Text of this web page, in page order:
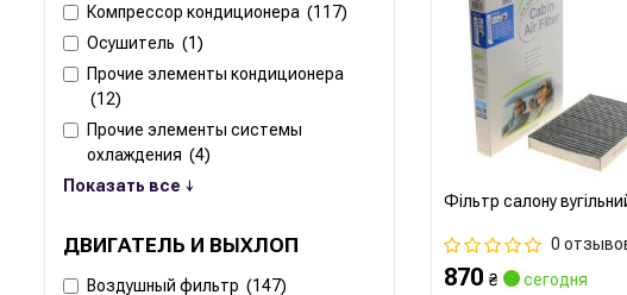
Компрессор кондиционера (117)
Осушитель (1)
Прочие элементы кондиционера
(12)
Прочие элементы системы
охлаждения (4)
Показать все ↓
ДВИГАТЕЛЬ И ВЫХЛОП
Воздушный фильтр (147)
Фільтр салону
0
870 ₴
сегодня